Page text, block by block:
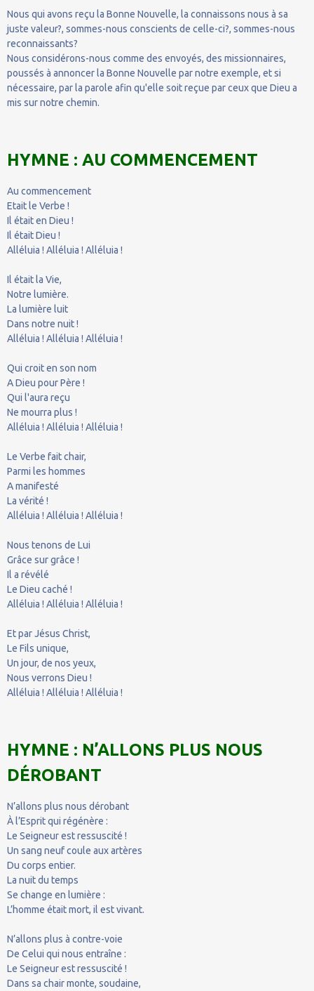
Nous qui avons reçu la Bonne Nouvelle, la connaissons nous à sa
juste valeur?, sommes-nous conscients de celle-ci?, sommes-nous
reconnaissants?
Nous considérons-nous comme des envoyés, des missionnaires,
poussés à annoncer la Bonne Nouvelle par notre exemple, et si
nécessaire, par la parole afin qu'elle soit reçue par ceux que Dieu a
mis sur notre chemin.
HYMNE : AU COMMENCEMENT
Au commencement
Etait le Verbe !
Il était en Dieu !
Il était Dieu !
Alléluia ! Alléluia ! Alléluia !
Il était la Vie,
Notre lumière.
La lumière luit
Dans notre nuit !
Alléluia ! Alléluia ! Alléluia !
Qui croit en son nom
A Dieu pour Père !
Qui l'aura reçu
Ne mourra plus !
Alléluia ! Alléluia ! Alléluia !
Le Verbe fait chair,
Parmi les hommes
A manifesté
La vérité !
Alléluia ! Alléluia ! Alléluia !
Nous tenons de Lui
Grâce sur grâce !
Il a révélé
Le Dieu caché !
Alléluia ! Alléluia ! Alléluia !
Et par Jésus Christ,
Le Fils unique,
Un jour, de nos yeux,
Nous verrons Dieu !
Alléluia ! Alléluia ! Alléluia !
HYMNE : N’ALLONS PLUS NOUS
DÉROBANT
N’allons plus nous dérobant
À l’Esprit qui régénère :
Le Seigneur est ressuscité !
Un sang neuf coule aux artères
Du corps entier.
La nuit du temps
Se change en lumière :
L’homme était mort, il est vivant.
N’allons plus à contre-voie
De Celui qui nous entraîne :
Le Seigneur est ressuscité !
Dans sa chair monte, soudaine,